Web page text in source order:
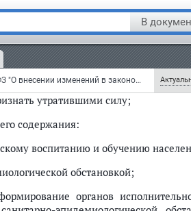
В
Федеральный закон от 22 августа 2004 г. N 122-ФЗ "О внесении изменений в законодательные акты Российской Федерации и признании утратившими силу некоторых законодательных актов Российской Федерации в связи с принятием федеральных законов "О внесении изменений и дополнений в Федеральный закон "Об общих принципах организации законодательных (представительных) и исполнительных органов государственной власти субъектов Российской Федерации" и "Об общих принципах организации местного самоуправления в Российской Федерации" (с изменениями и дополнениями)
санитарно-
нормативных правовых актов
утратившими силу;
содержания:
воспитанию и обучению
обстановкой;
органов